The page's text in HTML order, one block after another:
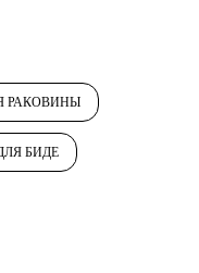
РАКОВИНЫ
БИДЕ